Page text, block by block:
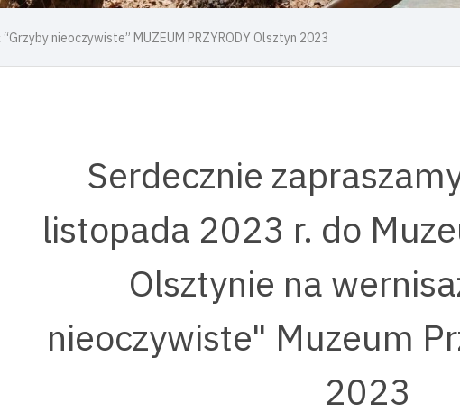
nieoczywiste” MUZEUM PRZYRODY Olsztyn 2023
Serdecznie
listopada 2023 r. do
Olsztynie na
nieoczywiste" Muzeum
2023